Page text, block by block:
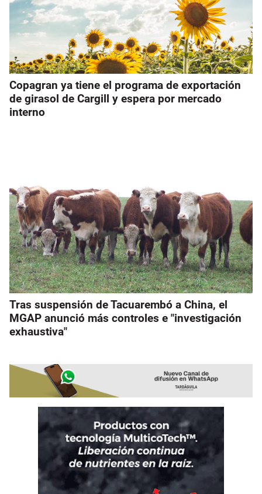
Copagran ya tiene el programa de exportación
de girasol de Cargill y espera por mercado
interno
Tras suspensión de Tacuarembó a China, el
MGAP anunció más controles e "investigación
exhaustiva"